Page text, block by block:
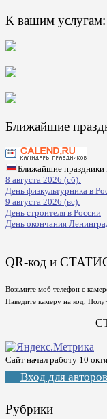
К вашим услугам:
Ближайшие
Ближайшие праздники
8 августа 2026 (сб):
День физкультурника в
9 августа 2026 (вс):
День строителя в России
День окончания
QR-код и
Возьмите моб телефон с
Наведите камеру на код,
Сайт начал работу 10
Вход для авторов
Рубрики